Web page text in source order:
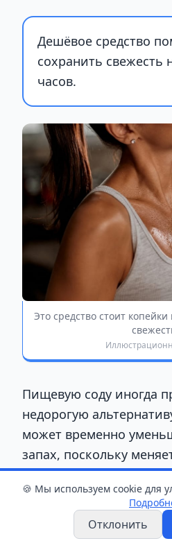
Дешёвое средство
сохранить свежесть
часов.
Это средство стоит
Пищевую соду иногда
недорогую
может временно
запах, поскольку
кожи и создаёт менее
среду для бактерий,
🍪 Мы используем cookie для
Отклонить